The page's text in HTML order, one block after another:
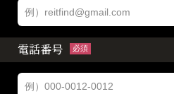
電話番号 必須